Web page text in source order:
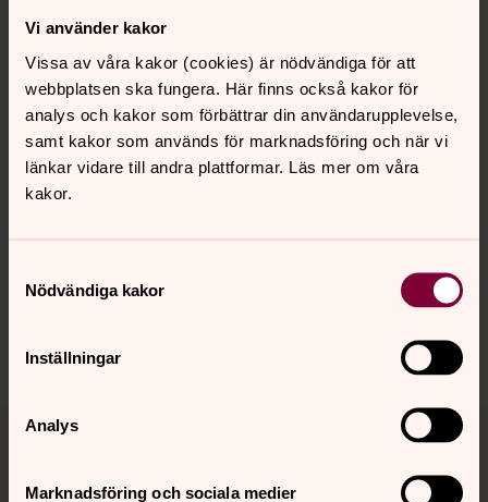
Vi använder kakor
Vissa av våra kakor (cookies) är nödvändiga för att
webbplatsen ska fungera. Här finns också kakor för
analys och kakor som förbättrar din användarupplevelse,
samt kakor som används för marknadsföring och när vi
länkar vidare till andra plattformar. Läs mer om våra
kakor.
Nödvändiga kakor
Inställningar
Analys
Marknadsföring och sociala medier
kristen tro och arbeta för en bättre värld även när
medlemmarna blir färre och de ekonomiska resurserna
blir mindre.
Senast ändrad 5 februari 2025
Synpunkter eller frågor på sidans
innehåll?
Tillbaka till toppen
Tillbaka till innehållet